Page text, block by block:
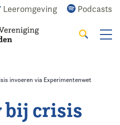
Leeromgeving Podcasts
Zoeken
invoeren via Experimentenwet
bij crisis